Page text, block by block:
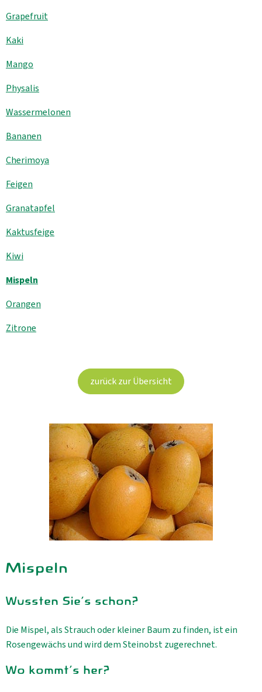
Kühltheke
GrüneWelt Bäckerei
Vorratskammer
Getränke
Kosmetik
So geht’s
Genossenschaft & Beitritt
Über uns
Grapefruit
Kaki
Mango
Physalis
Wassermelonen
Bananen
Cherimoya
Feigen
Granatapfel
Kaktusfeige
Kiwi
Mispeln
Orangen
Zitrone
zurück zur Übersicht
Mispeln
Wussten Sie's schon?
Die Mispel, als Strauch oder kleiner Baum zu finden, ist ein
Rosengewächs und wird dem Steinobst zugerechnet.
Wo kommt's her?